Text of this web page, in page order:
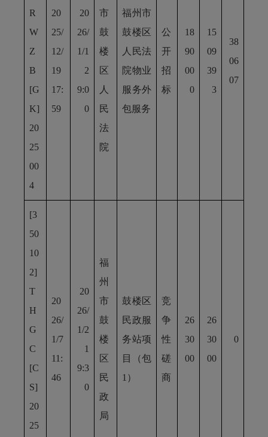
R
W
Z
B
[G
K]
20
25
00
4
20
25/
12/
19
17:
59
20
26/
1/1
2
9:0
0
市
鼓
楼
区
人
民
法
院
福州市
鼓楼区
人民法
院物业
服务外
包服务
公
开
招
标
18
90
00
0
15
09
39
3
38
06
07
[3
50
10
2]
T
H
G
C
[C
S]
20
25
20
26/
1/7
11:
46
20
26/
1/2
1
9:3
0
福
州
市
鼓
楼
区
民
政
局
鼓楼区
民政服
务站项
目（包
1）
竞
争
性
磋
商
26
30
00
26
30
00
0